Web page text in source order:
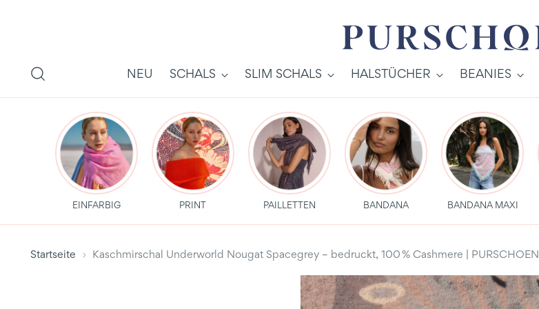
NEU SCHALS SLIM SCHALS HALSTÜCHER BEANIES
EINFARBIG PRINT PAILLETTEN BANDANA BANDANA MAXI
Startseite Kaschmirschal Underworld Nougat Spacegrey – bedruckt, 100 % Cashmere | PURSCHOEN